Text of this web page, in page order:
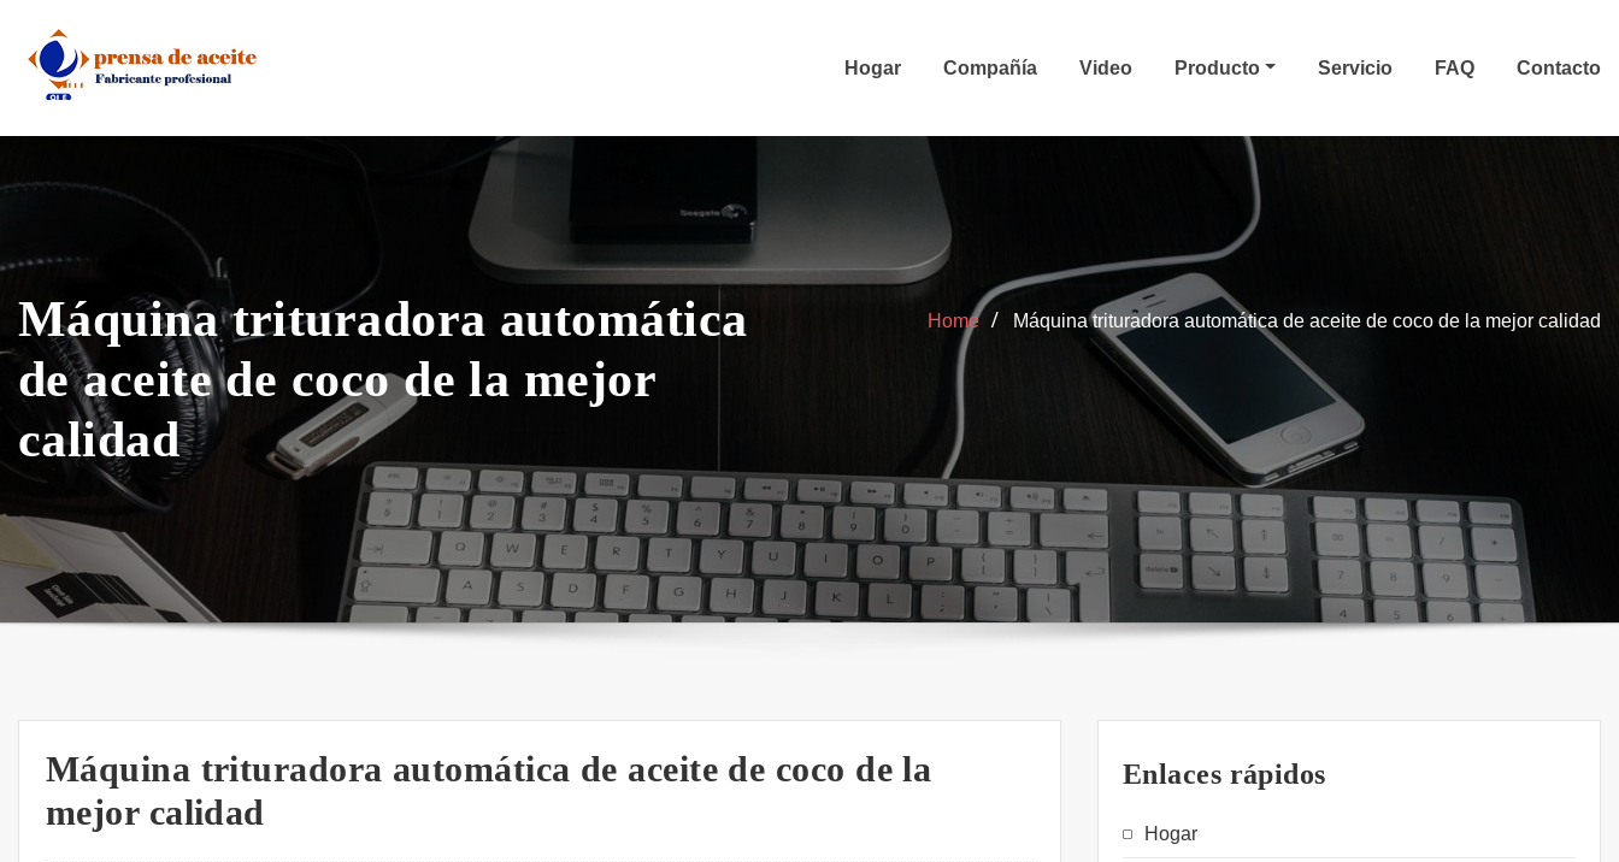
content
Hogar Compañía Video Producto Servicio FAQ Contacto
Máquina trituradora automática
de aceite de coco de la mejor
calidad
Home Máquina trituradora automática de aceite de coco de la mejor calidad
Máquina trituradora automática de aceite de coco de la
mejor calidad
Enlaces rápidos
Hogar